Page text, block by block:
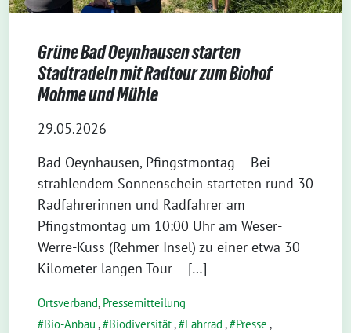
Grüne Bad Oeynhausen starten
Stadtradeln mit Radtour zum Biohof
Mohme und Mühle
29.05.2026
Bad Oeynhausen, Pfingstmontag – Bei
strahlendem Sonnenschein starteten rund 30
Radfahrerinnen und Radfahrer am
Pfingstmontag um 10:00 Uhr am Weser-
Werre-Kuss (Rehmer Insel) zu einer etwa 30
Kilometer langen Tour – […]
Ortsverband, Pressemitteilung
Bio-Anbau , Biodiversität, Fahrrad , Presse ,